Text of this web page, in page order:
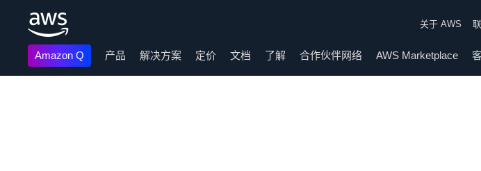
关于 AWS
Amazon Q 产品 解决方案 定价 文档 了解 合作伙伴网络 AWS Marketplace